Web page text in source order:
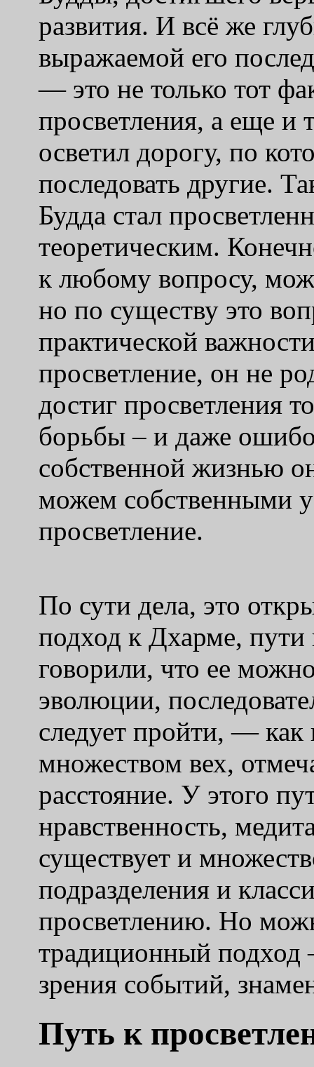
развития. И всё же
выражаемой его
— это не только тот
просветления, а еще и
осветил дорогу, по
последовать другие.
Будда стал
теоретическим.
к любому вопросу,
но по существу это
практической
просветление, он не
достиг просветления
борьбы – и даже
собственной жизнью
можем собственными
просветление.
По сути дела, это
подход к Дхарме,
говорили, что ее
эволюции,
следует пройти, — как
множеством вех,
расстояние. У этого
нравственность,
существует и
подразделения и
просветлению. Но
традиционный подход
зрения событий,
Путь к